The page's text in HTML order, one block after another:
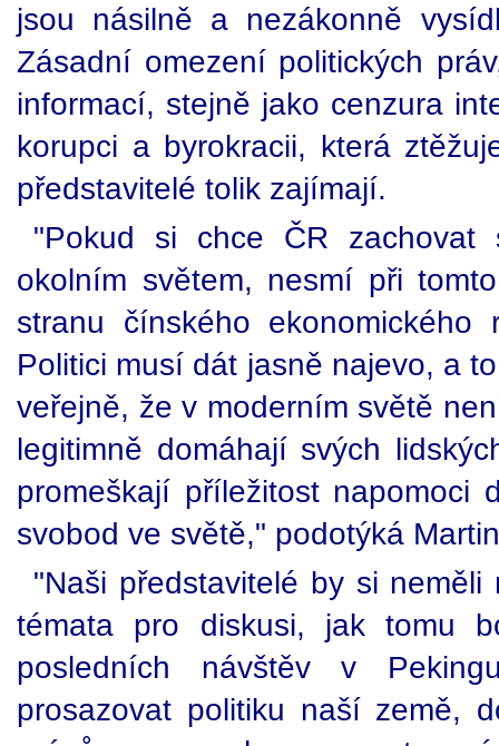
jsou násilně a nezákonně
Zásadní omezení politických
informací, stejně jako cenzura
korupci a byrokracii, která
představitelé tolik zajímají.
"Pokud si chce ČR zachovat
okolním světem, nesmí při
stranu čínského
Politici musí dát jasně najevo, a
veřejně, že v moderním světě
legitimně domáhají svých
promeškají příležitost napomoci
svobod ve světě," podotýká
"Naši představitelé by si
témata pro diskusi, jak tomu
posledních návštěv v
prosazovat politiku naší země,